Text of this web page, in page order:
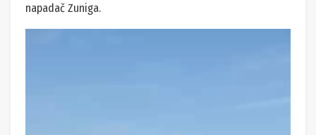
napadač Zuniga.